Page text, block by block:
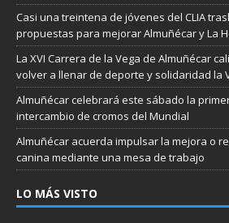
Casi una treintena de jóvenes del CLIA
propuestas para mejorar Almuñécar y La
La XVI Carrera de la Vega de Almuñécar
volver a llenar de deporte y solidaridad la
Almuñécar celebrará este sábado la
intercambio de cromos del Mundial
Almuñécar acuerda impulsar la mejora o
canina mediante una mesa de trabajo
LO MÁS VISTO